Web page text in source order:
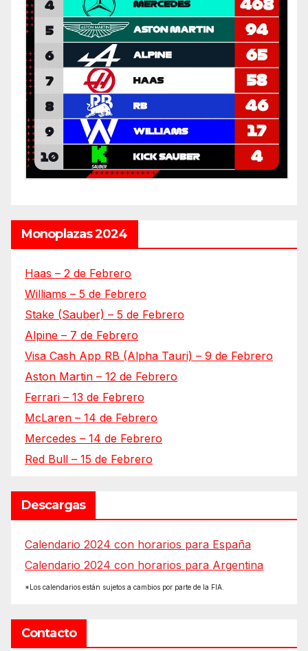
Monoplazas 2024
Haas – 2 de Febrero
Williams – 5 de Febrero
Stake (Sauber) – 5 de Febrero
Alpine – 7 de Febrero
Visa Cash App RB (Alpha Tauri) – 9 de Febrero
Aston Martin – 12 de Febrero
Ferrari – 13 de Febrero
McLaren – 14 de Febrero
Mercedes – 14 de Febrero
Red Bull – 15 de Febrero
Descargas
Calendario 2024 con horarios para España
Calendario 2024 con horarios para Argentina
*Los calendarios están sujetos a cambios por parte de la FIA.
Contacto